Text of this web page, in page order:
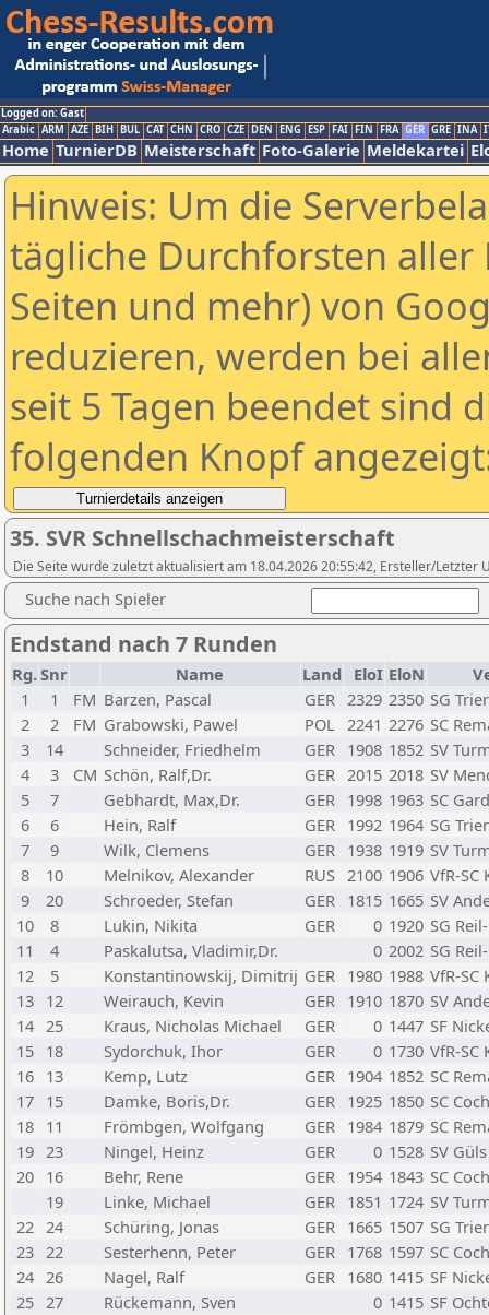
Logged on: Gast
Arabic ARM AZE BIH BUL CAT CHN CRO CZE DEN ENG ESP FAI FIN FRA GER GRE INA
Home TurnierDB Meisterschaft Foto-Galerie Meldekartei
Hinweis: Um die
tägliche Durchforsten aller
Seiten und mehr) von
reduzieren, werden bei
seit 5 Tagen beendet sind
folgenden Knopf
35. SVR Schnellschachmeisterschaft
Die Seite wurde zuletzt aktualisiert am 18.04.2026 20:55:42, Ersteller/Letzter
Suche nach Spieler
Endstand nach 7 Runden
Rg.Snr Name Land EloI EloN
1
1 FM Barzen, Pascal GER 2329 2350 SG
2
2 FM Grabowski, Pawel POL 2241 2276 SC
3
14 Schneider, Friedhelm GER 1908 1852 SV
4
3 CM Schön, Ralf,Dr. GER 2015 2018 SV
5
7 Gebhardt, Max,Dr. GER 1998 1963 SC
6
6 Hein, Ralf GER 1992 1964 SG
7
9 Wilk, Clemens GER 1938 1919 SV
8
10 Melnikov, Alexander RUS 2100 1906 VfR-SC
9
20 Schroeder, Stefan GER 1815 1665 SV
10
8 Lukin, Nikita GER 0 1920 SG
11
4 Paskalutsa, Vladimir,Dr. 0 2002 SG
12
5 Konstantinowskij, Dimitrij GER 1980 1988 VfR-SC
13 12 Weirauch, Kevin GER 1910 1870 SV
14 25 Kraus, Nicholas Michael GER 0 1447 SF
15 18 Sydorchuk, Ihor GER 0 1730 VfR-SC
16 13 Kemp, Lutz GER 1904 1852 SC
17 15 Damke, Boris,Dr. GER 1925 1850 SC
18 11 Frömbgen, Wolfgang GER 1984 1879 SC
19 23 Ningel, Heinz GER 0 1528 SV
20 16 Behr, Rene GER 1954 1843 SC
19
Linke, Michael GER 1851 1724 SV
22 24 Schüring, Jonas GER 1665 1507 SG
23 22 Sesterhenn, Peter GER 1768 1597 SC
24 26 Nagel, Ralf GER 1680 1415 SF
25 27 Rückemann, Sven 0 1415 SF